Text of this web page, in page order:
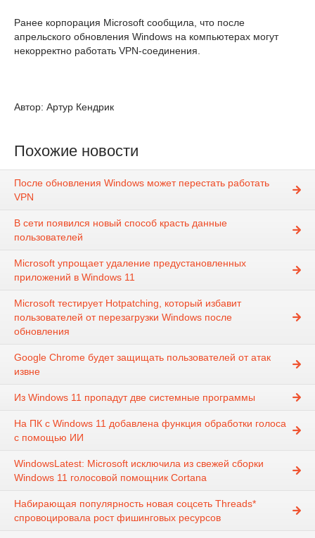
Ранее корпорация Microsoft сообщила, что после
апрельского обновления Windows на компьютерах могут
некорректно работать VPN-соединения.
Автор: Артур Кендрик
Похожие новости
После обновления Windows может перестать работать
VPN
В сети появился новый способ красть данные
пользователей
Microsoft упрощает удаление предустановленных
приложений в Windows 11
Microsoft тестирует Hotpatching, который избавит
пользователей от перезагрузки Windows после
обновления
Google Chrome будет защищать пользователей от атак
извне
Из Windows 11 пропадут две системные программы
На ПК с Windows 11 добавлена функция обработки голоса
с помощью ИИ
WindowsLatest: Microsoft исключила из свежей сборки
Windows 11 голосовой помощник Cortana
Набирающая популярность новая соцсеть Threads*
спровоцировала рост фишинговых ресурсов